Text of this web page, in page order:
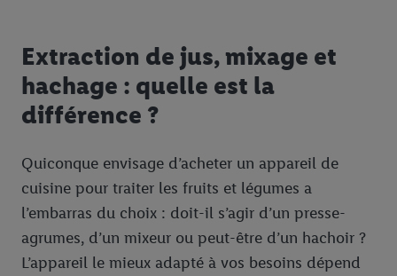
Extraction de jus, mixage et
hachage : quelle est la
différence ?
Quiconque envisage d’acheter un appareil de
cuisine pour traiter les fruits et légumes a
l’embarras du choix : doit-il s’agir d’un presse-
agrumes, d’un mixeur ou peut-être d’un hachoir ?
L’appareil le mieux adapté à vos besoins dépend